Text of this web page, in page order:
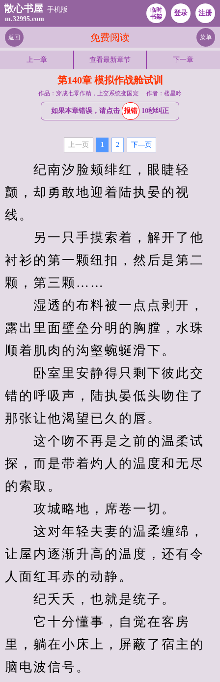
散心书屋 手机版
m.32995.com
临时
书架
登录 注册
免费阅读
返回 菜单
上一章 查看最新章节 下一章
第140章 模拟作战舱试训
作品：穿成七零作精，上交系统变国宠 作者：楼星吟
如果本章错误，请点击 报错 10秒纠正
上一页 1 2 下—页
纪南汐脸颊绯红，眼睫轻
颤，却勇敢地迎着陆执晏的视
线。
另一只手摸索着，解开了他
衬衫的第一颗纽扣，然后是第二
颗，第三颗……
湿透的布料被一点点剥开，
露出里面壁垒分明的胸膛，水珠
顺着肌肉的沟壑蜿蜒滑下。
卧室里安静得只剩下彼此交
错的呼吸声，陆执晏低头吻住了
那张让他渴望已久的唇。
这个吻不再是之前的温柔试
探，而是带着灼人的温度和无尽
的索取。
攻城略地，席卷一切。
这对年轻夫妻的温柔缠绵，
让屋内逐渐升高的温度，还有令
人面红耳赤的动静。
纪夭夭，也就是统子。
它十分懂事，自觉在客房
里，躺在小床上，屏蔽了宿主的
脑电波信号。